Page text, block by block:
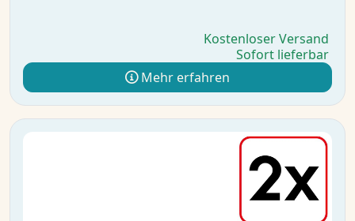
Kostenloser Versand
Sofort lieferbar
Mehr erfahren